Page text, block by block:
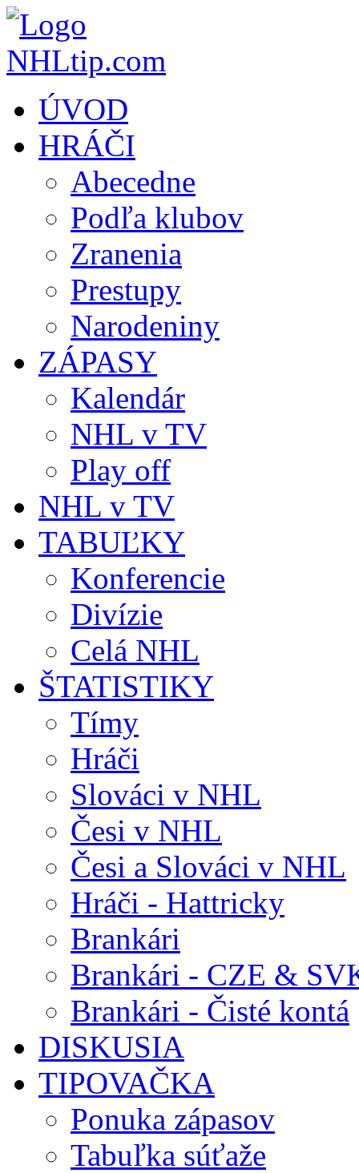
ÚVOD
HRÁČI
Abecedne
Podľa klubov
Zranenia
Prestupy
Narodeniny
ZÁPASY
Kalendár
NHL v TV
Play off
NHL v TV
TABUĽKY
Konferencie
Divízie
Celá NHL
ŠTATISTIKY
Tímy
Hráči
Slováci v NHL
Česi v NHL
Česi a Slováci v NHL
Hráči - Hattricky
Brankári
Brankári - CZE &
Brankári - Čisté kontá
DISKUSIA
TIPOVAČKA
Ponuka zápasov
Tabuľka súťaže